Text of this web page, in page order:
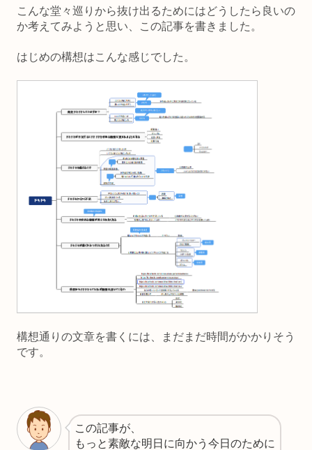
こんな堂々巡りから抜け出るためにはどうしたら良いの
か考えてみようと思い、この記事を書きました。
はじめの構想はこんな感じでした。
構想通りの文章を書くには、まだまだ時間がかかりそう
です。
この記事が、
もっと素敵な明日に向かう今日のために